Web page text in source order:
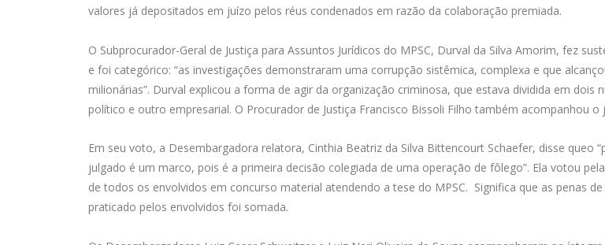
valores já depositados em juízo pelos réus condenados em razão da colaboração premiada.
O Subprocurador-Geral de Justiça para Assuntos Jurídicos do MPSC, Durval da Silva Amorim, fez
e foi categórico: “as investigações demonstraram uma corrupção sistêmica, complexa e que
milionárias”. Durval explicou a forma de agir da organização criminosa, que estava dividida em dois
político e outro empresarial. O Procurador de Justiça Francisco Bissoli Filho também acompanhou o
Em seu voto, a Desembargadora relatora, Cinthia Beatriz da Silva Bittencourt Schaefer, disse queo
julgado é um marco, pois é a primeira decisão colegiada de uma operação de fôlego”. Ela votou
de todos os envolvidos em concurso material atendendo a tese do MPSC. Significa que as penas
praticado pelos envolvidos foi somada.